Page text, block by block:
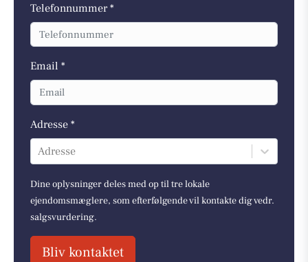
Telefonnummer *
Email *
Adresse *
Adresse
Dine oplysninger deles med op til tre lokale
ejendomsmæglere, som efterfølgende vil kontakte dig vedr.
salgsvurdering.
Bliv kontaktet